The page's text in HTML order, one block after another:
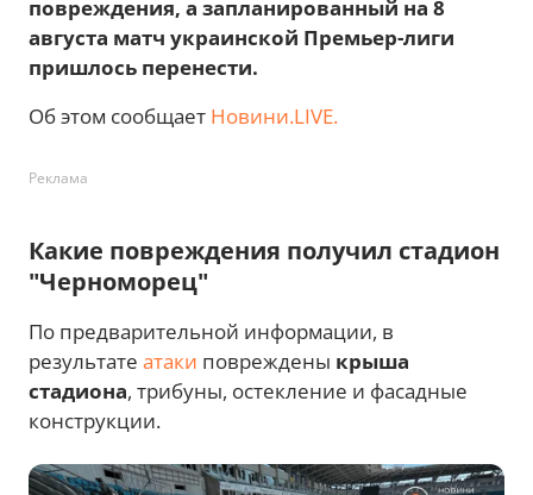
повреждения, а запланированный на 8
августа матч украинской Премьер-лиги
пришлось перенести.
Об этом сообщает Новини.LIVE.
Реклама
Какие повреждения получил стадион
"Черноморец"
По предварительной информации, в
результате атаки повреждены крыша
стадиона, трибуны, остекление и фасадные
конструкции.